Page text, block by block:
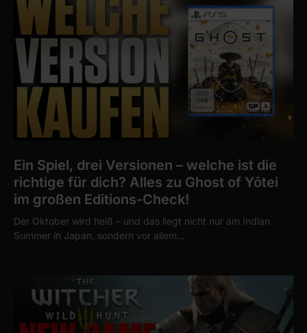
Ein Spiel, drei Versionen – welche ist die
richtige für dich? Alles zu Ghost of Yōtei
im großen Editions-Check!
Der Oktober wird heiß – und das liegt nicht nur am Indian
Summer in Japan, sondern vor allem…